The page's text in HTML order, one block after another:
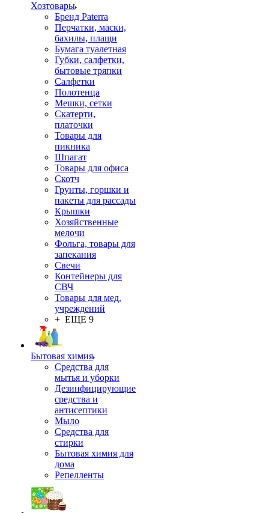
Хозтовары
Бренд Paterra
Перчатки, маски,
бахилы, плащи
Бумага туалетная
Губки, салфетки,
бытовые тряпки
Салфетки
Полотенца
Мешки, сетки
Скатерти,
платочки
Товары для
пикника
Шпагат
Товары для офиса
Скотч
Грунты, горшки и
пакеты для рассады
Крышки
Хозяйственные
мелочи
Фольга, товары для
запекания
Свечи
Контейнеры для
СВЧ
Товары для мед.
учреждений
+ ЕЩЕ 9
Бытовая химия
Средства для
мытья и уборки
Дезинфицирующие
средства и
антисептики
Мыло
Средства для
стирки
Бытовая химия для
дома
Репелленты